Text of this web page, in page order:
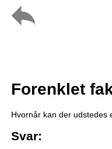
Forenklet
Hvornår kan der udstedes
Svar: